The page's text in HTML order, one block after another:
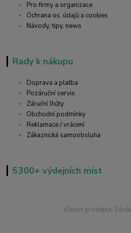
Pro firmy a organizace
Ochrana os. údajů a cookies
Návody, tipy, news
Rady k nákupu
Doprava a platba
Pozáruční servis
Záruční lhůty
Obchodní podmínky
Reklamace / vrácení
Zákaznická samoobsluha
5300+ výdejních míst
Vlastní prodejna,